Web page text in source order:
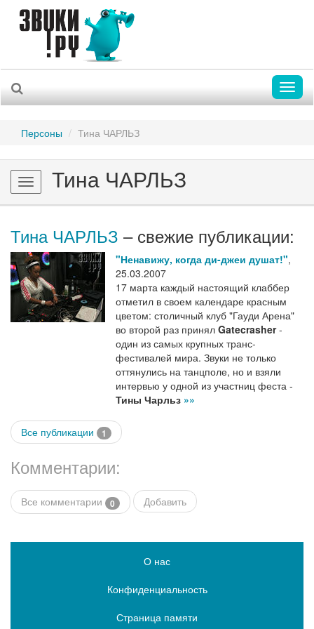
Персоны Тина ЧАРЛЬЗ
Toggle
navigation
Тина ЧАРЛЬЗ
Тина ЧАРЛЬЗ – свежие публикации:
"Ненавижу, когда ди-джеи душат!",
25.03.2007
17 марта каждый настоящий клаббер
отметил в своем календаре красным
цветом: столичный клуб "Гауди Арена"
во второй раз принял Gatecrasher-
один из самых крупных транс-
фестивалей мира. Звуки не только
оттянулись на танцполе, но и взяли
интервью у одной из участниц феста -
Тины Чарльз »»
Все публикации 1
Комментарии:
Все комментарии 0 Добавить
О нас
Конфиденциальность
Страница памяти